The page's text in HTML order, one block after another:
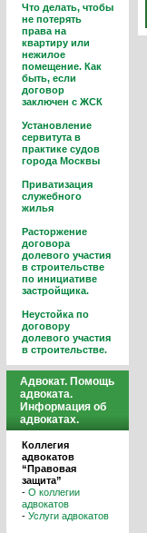
Что делать, чтобы
не потерять
права на
квартиру или
нежилое
помещение. Как
быть, если
договор
заключен с ЖСК
Установление
сервитута в
практике судов
города Москвы
Приватизация
служебного
жилья
Расторжение
договора
долевого участия
в строительстве
по инициативе
застройщика.
Неустойка по
договору
долевого участия
в строительстве.
Адвокат. Помощь
адвоката.
Информация об
адвокатах.
Коллегия
адвокатов
“Правовая
защита”
- О коллегии
адвокатов
- Услуги адвокатов